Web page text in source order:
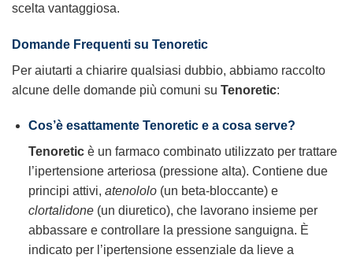
scelta vantaggiosa.
Domande Frequenti su Tenoretic
Per aiutarti a chiarire qualsiasi dubbio, abbiamo raccolto
alcune delle domande più comuni su Tenoretic:
Cos’è esattamente Tenoretic e a cosa serve?
Tenoreticè un farmaco combinato utilizzato per trattare
l’ipertensione arteriosa (pressione alta). Contiene due
principi attivi, atenololo(un beta-bloccante) e
clortalidone(un diuretico), che lavorano insieme per
abbassare e controllare la pressione sanguigna. È
indicato per l’ipertensione essenziale da lieve a